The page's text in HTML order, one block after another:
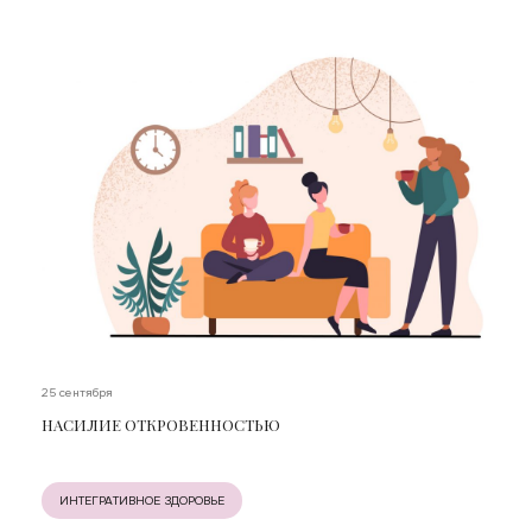
25 сентября
НАСИЛИЕ ОТКРОВЕННОСТЬЮ
ИНТЕГРАТИВНОЕ ЗДОРОВЬЕ